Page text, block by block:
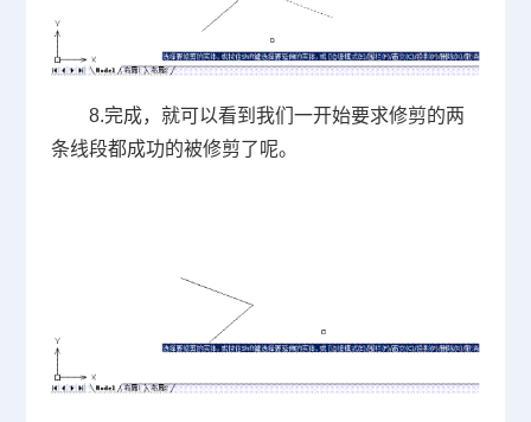
8.完成，就可以看到我们一开始要求修剪的两
条线段都成功的被修剪了呢。